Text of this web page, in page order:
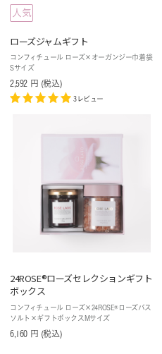
人気
ローズジャムギフト
コンフィチュール ローズ×オーガンジー巾着袋
Sサイズ
2,592 円 (税込)
3レビュー
24ROSE®️ローズセレクションギフト
ボックス
コンフィチュール ローズ×24ROSE®ローズバス
ソルト×ギフトボックスMサイズ
6,160 円 (税込)